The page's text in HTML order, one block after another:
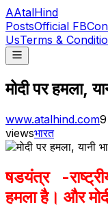
AAtalHind
PostsOfficial FB
UsTerms &
मोदी पर हमला,
www.atalhind.com
viewsभारत
षडयंत्र -
हमला है। और